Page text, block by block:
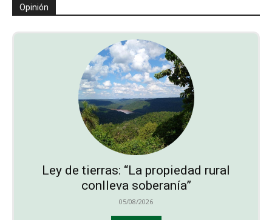
Opinión
Ley de tierras: “La propiedad rural
conlleva soberanía”
05/08/2026